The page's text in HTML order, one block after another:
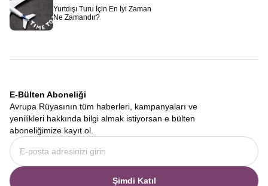
Yurtdışı Turu İçin En İyi Zaman
Ne Zamandır?
E-Bülten Aboneliği
Avrupa Rüyasının tüm haberleri, kampanyaları ve
yenilikleri hakkında bilgi almak istiyorsan e bülten
aboneliğimize kayıt ol.
Şimdi Katıl